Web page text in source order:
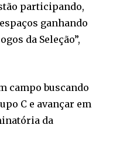
participando,
ganhando
da Seleção”,
campo buscando
C e avançar em
da